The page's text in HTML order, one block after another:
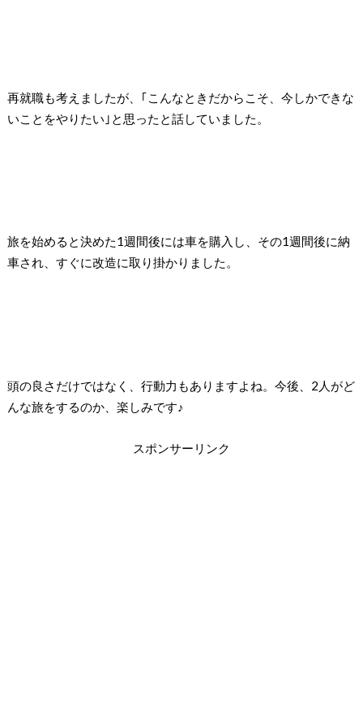
再就職も考えましたが、｢こんなときだからこそ、今しかできな
いことをやりたい｣と思ったと話していました。
旅を始めると決めた1週間後には車を購入し、その1週間後に納
車され、すぐに改造に取り掛かりました。
頭の良さだけではなく、行動力もありますよね。今後、2人がど
んな旅をするのか、楽しみです♪
スポンサーリンク